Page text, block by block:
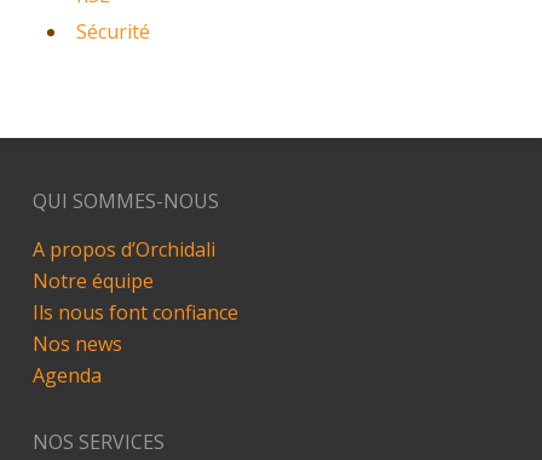
Sécurité
QUI SOMMES-NOUS
A propos d’Orchidali
Notre équipe
Ils nous font confiance
Nos news
Agenda
NOS SERVICES